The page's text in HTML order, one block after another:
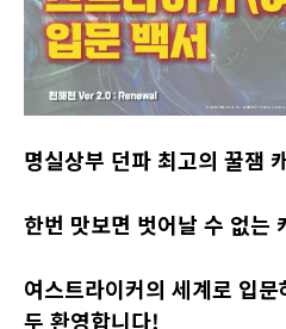
명실상부 던파 최고의 꿀잼
한번 맛보면 벗어날 수 없는
여스트라이커의 세계로 입
두 환영합니다!